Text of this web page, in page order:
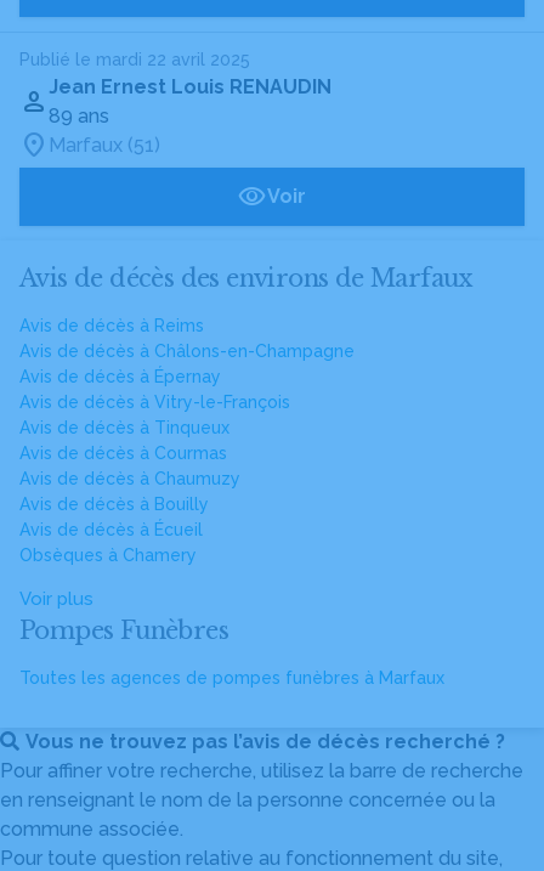
Publié le mardi 22 avril 2025
Jean Ernest Louis RENAUDIN
89 ans
Marfaux (51)
Voir
Avis de décès des environs de Marfaux
Avis de décès à Reims
Avis de décès à Châlons-en-Champagne
Avis de décès à Épernay
Avis de décès à Vitry-le-François
Avis de décès à Tinqueux
Avis de décès à Courmas
Avis de décès à Chaumuzy
Avis de décès à Bouilly
Avis de décès à Écueil
Obsèques à Chamery
Voir plus
Pompes Funèbres
Toutes les agences de pompes funèbres à Marfaux
Vous ne trouvez pas l’avis de décès recherché ?
Pour affiner votre recherche, utilisez la barre de recherche
en renseignant le nom de la personne concernée ou la
commune associée.
Pour toute question relative au fonctionnement du site,